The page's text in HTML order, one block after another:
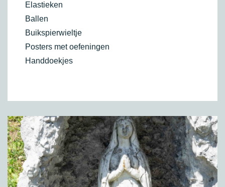
Elastieken
Ballen
Buikspierwieltje
Posters met oefeningen
Handdoekjes